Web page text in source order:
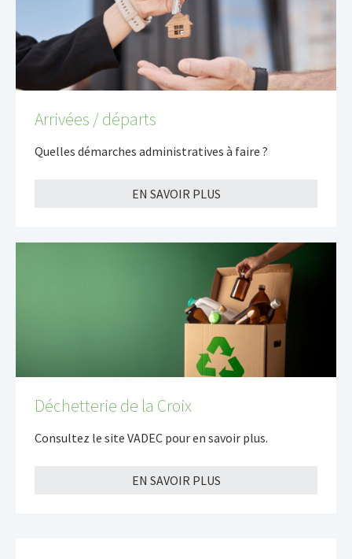
Arrivées / départs
Quelles démarches administratives à faire ?
EN SAVOIR PLUS
Déchetterie de la Croix
Consultez le site VADEC pour en savoir plus.
EN SAVOIR PLUS